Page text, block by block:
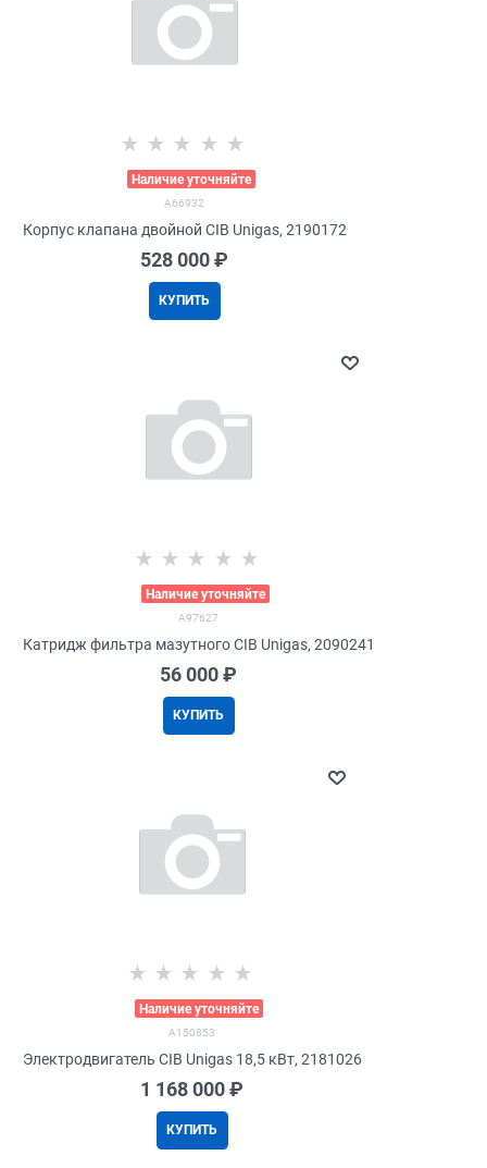
Наличие уточняйте
A66932
Корпус клапана двойной CIB Unigas, 2190172
528 000 ₽
КУПИТЬ
Наличие уточняйте
A97627
Катридж фильтра мазутного CIB Unigas, 2090241
56 000 ₽
КУПИТЬ
Наличие уточняйте
A150853
Электродвигатель CIB Unigas 18,5 кВт, 2181026
1 168 000 ₽
КУПИТЬ